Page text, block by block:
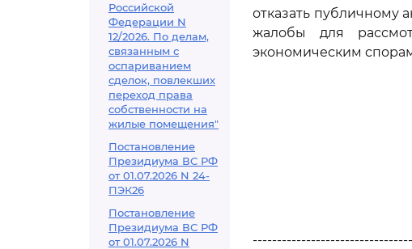
Российской
Федерации N
12/2026. По делам,
связанным с
оспариванием
сделок, повлекших
переход права
собственности на
жилые помещения"
Постановление
Президиума ВС РФ
от 01.07.2026 N 24-
ПЭК26
Постановление
Президиума ВС РФ
от 01.07.2026 N
отказать публичному
жалобы для
экономическим